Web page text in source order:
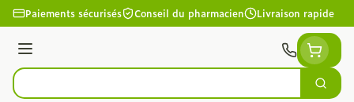
Aller au contenu
Paiements sécurisés Conseil du pharmacien Livraison rapide
Menu
Rechercher